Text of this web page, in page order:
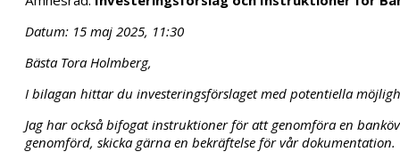
Datum: 15 maj 2025, 11:30
Bästa Tora Holmberg,
I bilagan hittar du investeringsförslaget med potentiella
Jag har också bifogat instruktioner för att genomföra en
genomförd, skicka gärna en bekräftelse för vår dokumentation.